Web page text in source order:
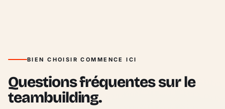
BIEN CHOISIR COMMENCE ICI
Questions fréquentes sur le
teambuilding.